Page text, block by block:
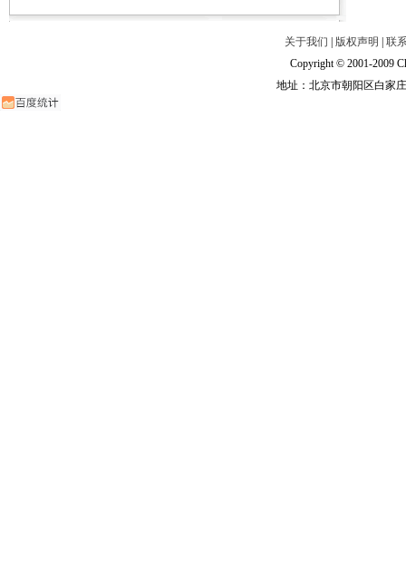
关于我们 版权声明
联
Copyright © 2001-2009
地址：北京市朝阳区白家